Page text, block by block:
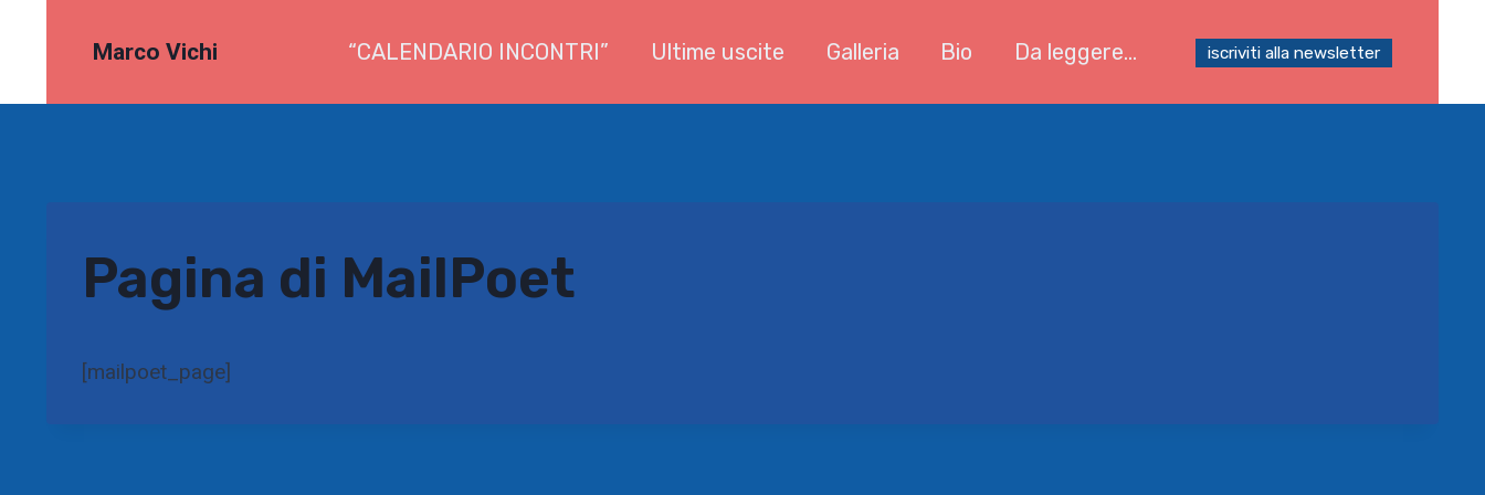
Marco Vichi “CALENDARIO INCONTRI” Ultime uscite Galleria Bio Da leggere… iscriviti alla newsletter
Pagina di MailPoet
[mailpoet_page]